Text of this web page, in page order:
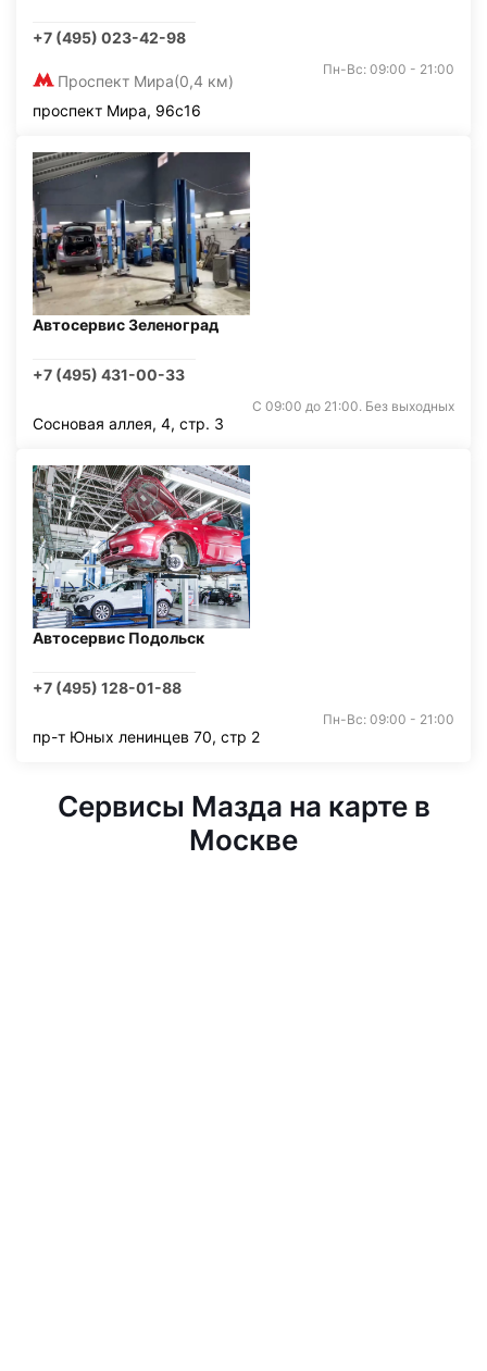
+7 (495) 023-42-98
Проспект Мира(0,4 км)
Пн-Вс: 09:00 - 21:00
проспект Мира, 96с16
Автосервис Зеленоград
+7 (495) 431-00-33
С 09:00 до 21:00. Без выходных
Сосновая аллея, 4, стр. 3
Автосервис Подольск
+7 (495) 128-01-88
Пн-Вс: 09:00 - 21:00
пр-т Юных ленинцев 70, стр 2
Сервисы Мазда на карте в
Москве